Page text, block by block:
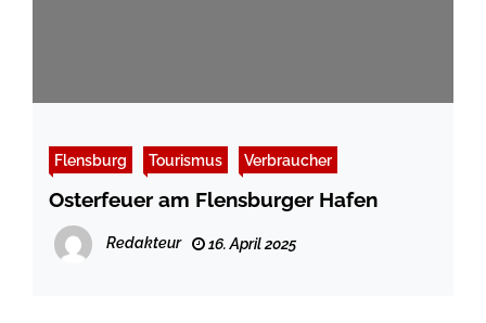
Flensburg Tourismus Verbraucher
Osterfeuer am Flensburger Hafen
Redakteur 16. April 2025